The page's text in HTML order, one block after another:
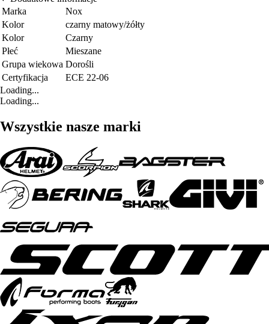
Marka
Nox
Kolor
czarny matowy/żółty
Kolor
Czarny
Płeć
Mieszane
Grupa wiekowa Dorośli
Certyfikacja
ECE 22-06
Loading...
Loading...
Wszystkie nasze marki